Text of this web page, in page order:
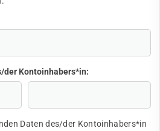
der Kontoinhabers*in:
Daten des/der Kontoinhabers*in